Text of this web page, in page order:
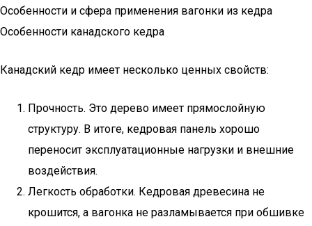
Особенности и сфера применения вагонки из кедра
Особенности канадского кедра
Канадский кедр имеет несколько ценных свойств:
Прочность. Это дерево имеет прямослойную
структуру. В итоге, кедровая панель хорошо
переносит эксплуатационные нагрузки и внешние
воздействия.
Легкость обработки. Кедровая древесина не
крошится, а вагонка не разламывается при обшивке